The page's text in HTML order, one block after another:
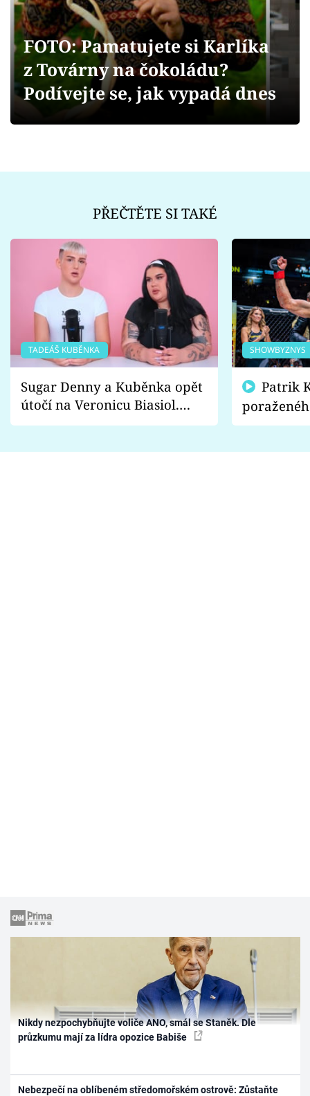
Videa
Sledujte prima+
Přihlášení
FOTO: Pamatujete si Karlíka
z Továrny na čokoládu?
Podívejte se, jak vypadá dnes
PŘEČTĚTE SI TAKÉ
TADEÁŠ KUBĚNKA
Sugar Denny a Kuběnka opět
útočí na Veronicu Biasiol.
Proč je podle nich falešná a
SHOWBYZNYS
fanoušci
Nikdy nezpochybňujte voliče ANO, smál se Staněk. Dle
průzkumu mají za lídra opozice Babiše
Nebezpečí na oblíbeném středomořském ostrově: Zůstaňte